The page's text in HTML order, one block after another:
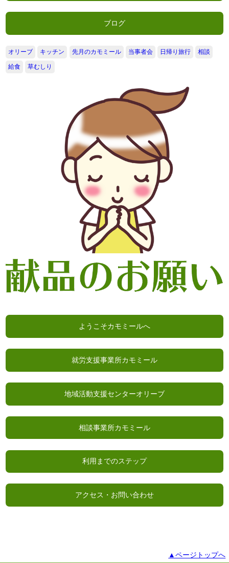
ブログ
オリーブ キッチン 先月のカモミール 当事者会 日帰り旅行 相談
給食 草むしり
ようこそカモミールへ
就労支援事業所カモミール
地域活動支援センターオリーブ
相談事業所カモミール
利用までのステップ
アクセス・お問い合わせ
▲ページトップへ